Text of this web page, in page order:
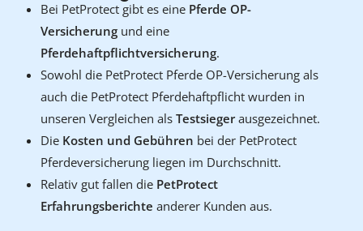
Bei PetProtect gibt es eine Pferde OP-
Versicherung und eine
Pferdehaftpflichtversicherung.
Sowohl die PetProtect Pferde OP-Versicherung als
auch die PetProtect Pferdehaftpflicht wurden in
unseren Vergleichen als Testsiegerausgezeichnet.
Die Kosten und Gebühren bei der PetProtect
Pferdeversicherung liegen im Durchschnitt.
Relativ gut fallen die PetProtect
Erfahrungsberichte anderer Kunden aus.